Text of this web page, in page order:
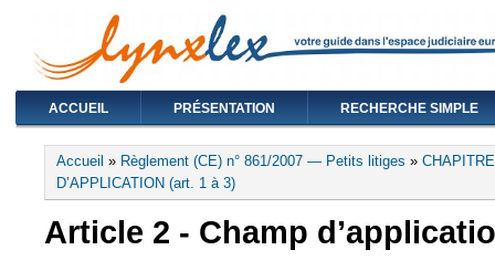
ACCUEIL PRÉSENTATION RECHERCHE SIMPLE
Vous êtes ici
Accueil » Règlement (CE) n° 861/2007 — Petits litiges »
D’APPLICATION (art. 1 à 3)
Article 2 - Champ